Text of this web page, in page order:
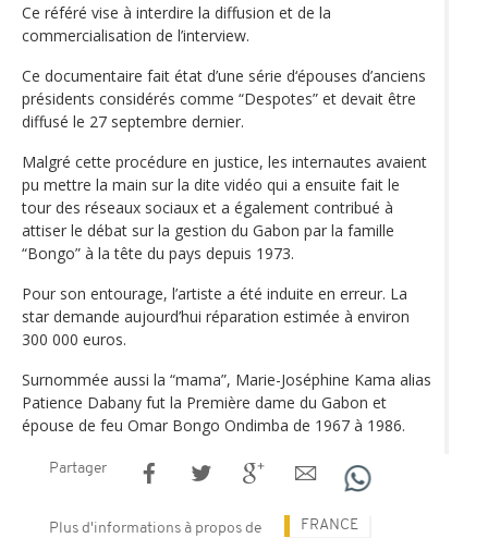
Ce référé vise à interdire la diffusion et de la
commercialisation de l’interview.
Ce documentaire fait état d’une série d‘épouses d’anciens
présidents considérés comme “Despotes” et devait être
diffusé le 27 septembre dernier.
Malgré cette procédure en justice, les internautes avaient
pu mettre la main sur la dite vidéo qui a ensuite fait le
tour des réseaux sociaux et a également contribué à
attiser le débat sur la gestion du Gabon par la famille
“Bongo” à la tête du pays depuis 1973.
Pour son entourage, l’artiste a été induite en erreur. La
star demande aujourd’hui réparation estimée à environ
300 000 euros.
Surnommée aussi la “mama”, Marie-Joséphine Kama alias
Patience Dabany fut la Première dame du Gabon et
épouse de feu Omar Bongo Ondimba de 1967 à 1986.
Partager
Plus d'informations à propos de FRANCE